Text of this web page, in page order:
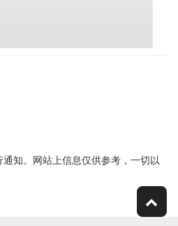
知。网站上信息仅供参考，一切以